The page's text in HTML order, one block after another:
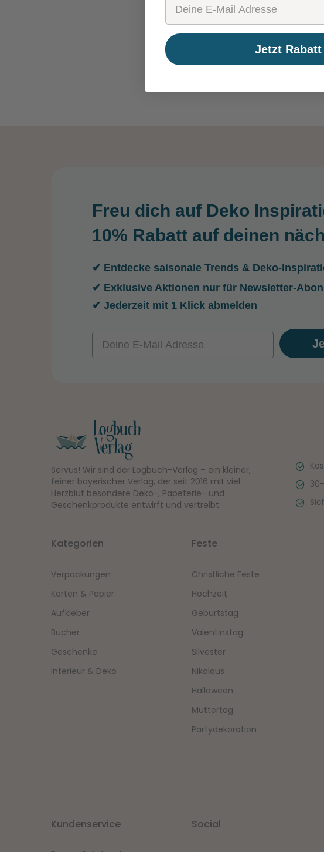
Freu dich auf Deko
10% Rabatt auf deinen
✔ Entdecke saisonale Trends & Deko-
✔ Exklusive Aktionen nur für Newsletter-
✔ Jederzeit mit 1 Klick abmelden
Servus! Wir sind der Logbuch-Verlag – ein kleiner,
feiner bayerischer Verlag, der seit 2016 mit viel
Herzblut besondere Deko-, Papeterie- und
Geschenkprodukte entwirft und vertreibt.
Kategorien
Verpackungen
Karten & Papier
Aufkleber
Bücher
Geschenke
Interieur & Deko
Feste
Christliche Feste
Hochzeit
Geburtstag
Valentinstag
Silvester
Nikolaus
Halloween
Muttertag
Partydekoration
Kundenservice Social
Jetzt